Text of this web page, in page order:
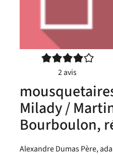
4/5
2avis
Milady /
Bourboulon,
Alexandre Dumas Père,